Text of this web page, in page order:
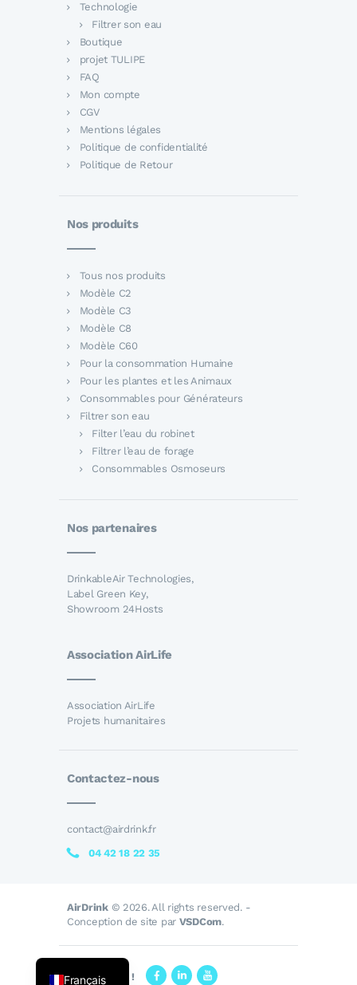
Technologie
Filtrer son eau
Boutique
projet TULIPE
FAQ
Mon compte
CGV
Mentions légales
Politique de confidentialité
Politique de Retour
Nos produits
Tous nos produits
Modèle C2
Modèle C3
Modèle C8
Modèle C60
Pour la consommation Humaine
Pour les plantes et les Animaux
Consommables pour Générateurs
Filtrer son eau
Filter l’eau du robinet
Filtrer l’eau de forage
Consommables Osmoseurs
Nos partenaires
DrinkableAir Technologies,
Label Green Key,
Showroom 24Hosts
Association AirLife
Association AirLife
Projets humanitaires
Contactez-nous
contact@airdrink.fr
04 42 18 22 35
AirDrink© 2026. All rights reserved. -
Conception de site par VSDCom.
Suivez-nous !
Français